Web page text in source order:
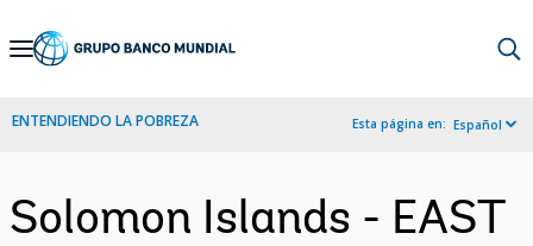
Skip
Navigation
ENTENDIENDO LA POBREZA Esta página en: Español
Solomon Islands - EAST